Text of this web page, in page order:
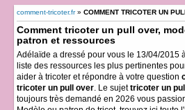
comment-tricoter.fr» COMMENT TRICOTER UN
Comment tricoter un pull over,
patron et ressources
Adélaïde a dressé pour vous le 13/04/2015
liste des ressources les plus pertinentes
aider à tricoter et répondre à votre question
tricoter un pull over. Le sujettricoter un
toujours très demandé en 2026 vous